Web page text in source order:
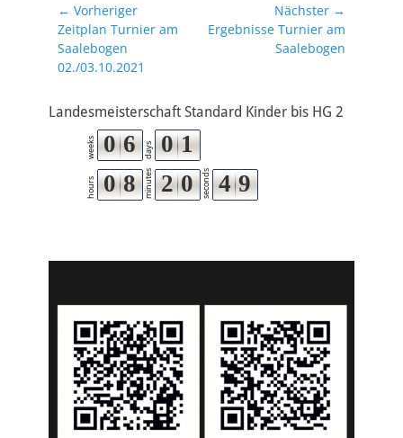
Beitragsnavigation
← Vorheriger
Vorheriger
Beitrag:
Zeitplan Turnier am
Saalebogen
02./03.10.2021
Nächster →
Nächster
Ergebnisse Turnier am
Saalebogen
Landesmeisterschaft Standard Kinder bis HG 2
weeks 0 6 days 0 1
hours 0 8 minutes 2 0 seconds 4 8
9